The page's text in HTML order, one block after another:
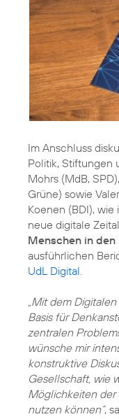
Im Anschluss
Politik, Stiftungen
Mohrs (MdB,
Grüne) sowie
Koenen (BDI),
neue digitale
Menschen in
ausführlichen
UdL Digital
„Mit dem
Basis für
zentralen
wünsche mir
konstruktive
Gesellschaft, wie
Möglichkeiten der
nutzen können“,